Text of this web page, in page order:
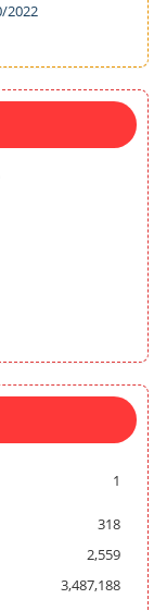
2022
1
318
2,559
3,487,188